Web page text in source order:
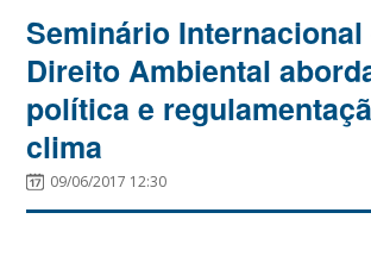
Seminário Internacional
Direito Ambiental
política e
clima
09/06/2017 12:30